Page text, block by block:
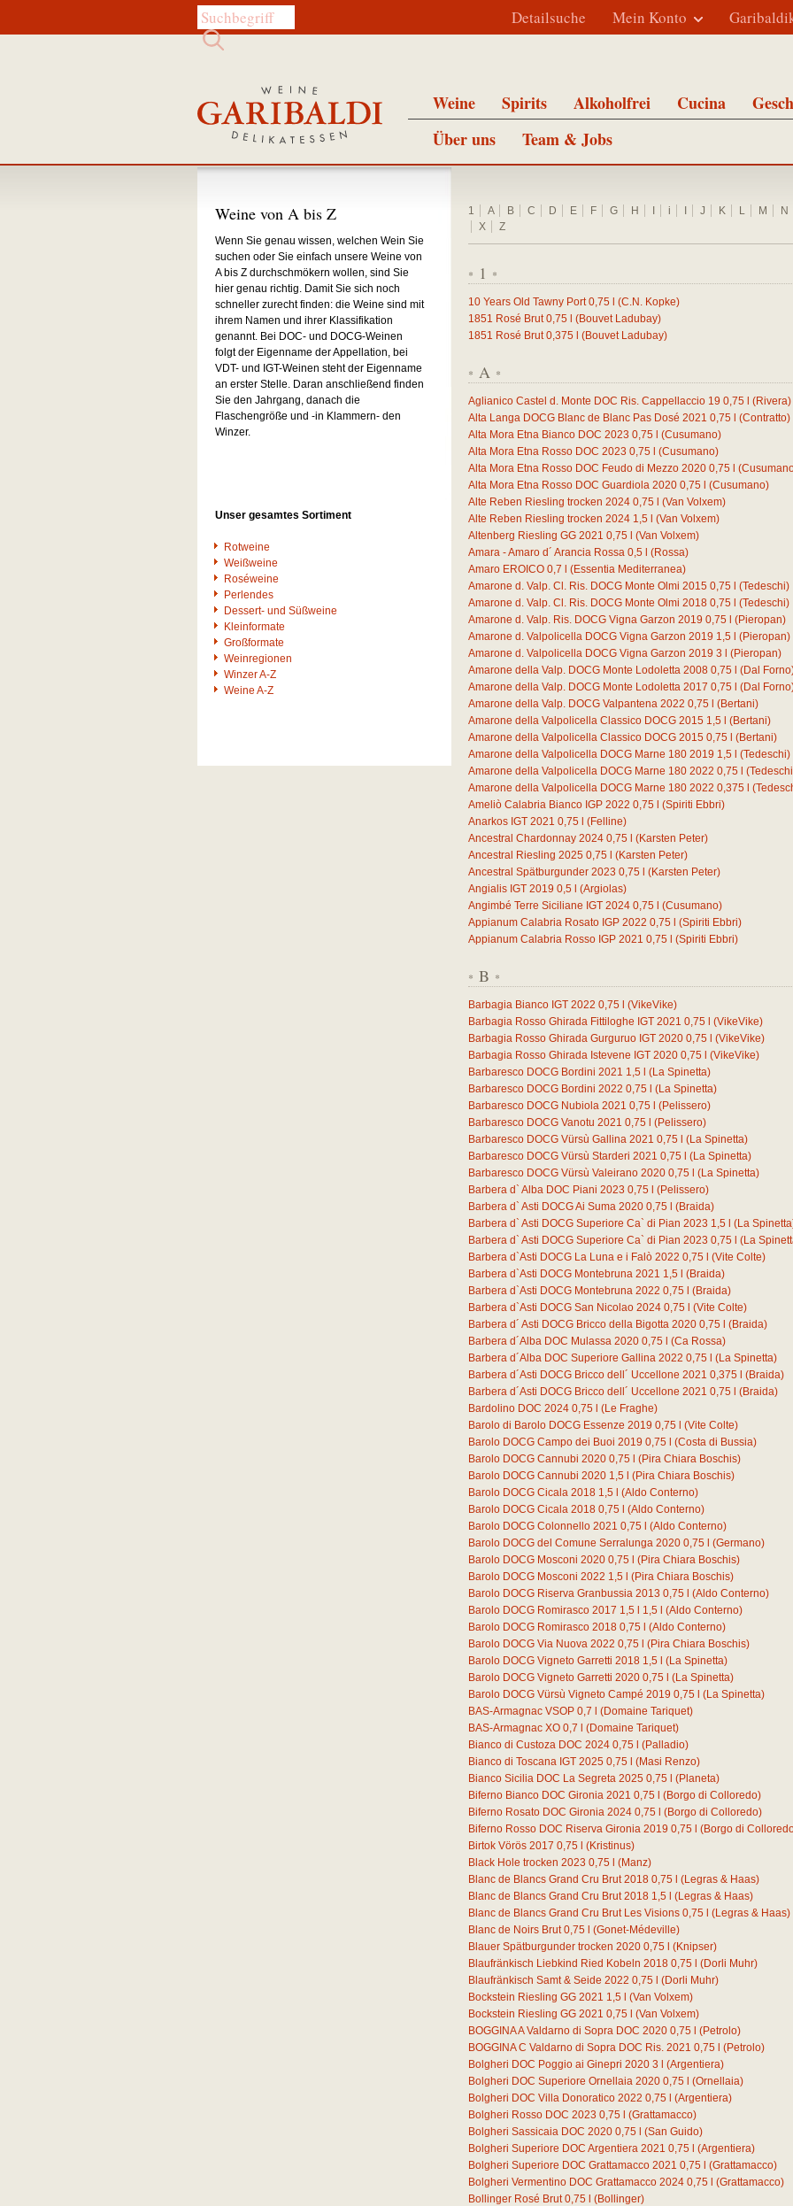
Diese Website durchsuchen: Mein Konto
Detailsuche
Weine Spirits Alkoholfrei Cucina
Über uns
Team & Jobs
1 A B C D E F G H i J K L M
N
X
Z
* 1 *
10 Years Old Tawny Port 0,75
(C.N. Kopke)
1851 Rosé Brut 0,75
(Bouvet Ladubay)
1851 Rosé Brut 0,375 (Bouvet Ladubay)
* A *
Aglianico Castel d. Monte DOC Ris. Cappellaccio 19 0,75
(Rivera)
Alta Langa DOCG Blanc de Blanc Pas Dosé 2021 0,75
(Contratto)
Alta Mora Etna Bianco DOC 2023 0,75
(Cusumano)
Alta Mora Etna Rosso DOC 2023 0,75
(Cusumano)
Alta Mora Etna Rosso DOC Feudo di Mezzo 2020 0,75
Alta Mora Etna Rosso DOC Guardiola 2020 0,75
(Cusumano)
Alte Reben Riesling trocken 2024 0,75
(Van Volxem)
Alte Reben Riesling trocken 2024 1,5
(Van Volxem)
Altenberg Riesling GG 2021 0,75
(Van Volxem)
Amara - Amaro d´ Arancia Rossa 0,5
(Rossa)
Amaro EROICO 0,7
(Essentia Mediterranea)
Amarone d. Valp. Cl. Ris. DOCG Monte Olmi 2015 0,75
(Tedeschi)
Amarone d. Valp. Cl. Ris. DOCG Monte Olmi 2018 0,75
(Tedeschi)
Amarone d. Valp. Ris. DOCG Vigna Garzon 2019 0,75
(Pieropan)
Amarone d. Valpolicella DOCG Vigna Garzon 2019 1,5
(Pieropan)
Amarone d. Valpolicella DOCG Vigna Garzon 2019 3
(Pieropan)
Amarone della Valp. DOCG Monte Lodoletta 2008 0,75
(Dal
Amarone della Valp. DOCG Monte Lodoletta 2017 0,75
(Dal
Amarone della Valp. DOCG Valpantena 2022 0,75
(Bertani)
Amarone della Valpolicella Classico DOCG 2015 1,5
(Bertani)
Amarone della Valpolicella Classico DOCG 2015 0,75
(Bertani)
Amarone della Valpolicella DOCG Marne 180 2019 1,5
(Tedeschi)
Amarone della Valpolicella DOCG Marne 180 2022 0,75
Amarone della Valpolicella DOCG Marne 180 2022 0,375
Ameliò Calabria Bianco IGP 2022 0,75
(Spiriti Ebbri)
Anarkos IGT 2021 0,75
(Felline)
Ancestral Chardonnay 2024 0,75
(Karsten Peter)
Ancestral Riesling 2025 0,75
(Karsten Peter)
Ancestral Spätburgunder 2023 0,75
(Karsten Peter)
Angialis IGT 2019 0,5
(Argiolas)
Angimbé Terre Siciliane IGT 2024 0,75
(Cusumano)
Appianum Calabria Rosato IGP 2022 0,75
(Spiriti Ebbri)
Appianum Calabria Rosso IGP 2021 0,75 (Spiriti Ebbri)
* B *
Barbagia Bianco IGT 2022 0,75
(VikeVike)
Barbagia Rosso Ghirada Fittiloghe IGT 2021 0,75
(VikeVike)
Barbagia Rosso Ghirada Gurguruo IGT 2020 0,75
(VikeVike)
Barbagia Rosso Ghirada Istevene IGT 2020 0,75
(VikeVike)
Barbaresco DOCG Bordini 2021 1,5
(La Spinetta)
Barbaresco DOCG Bordini 2022 0,75
(La Spinetta)
Barbaresco DOCG Nubiola 2021 0,75
(Pelissero)
Barbaresco DOCG Vanotu 2021 0,75
(Pelissero)
Barbaresco DOCG Vürsù Gallina 2021 0,75
(La Spinetta)
Barbaresco DOCG Vürsù Starderi 2021 0,75
(La Spinetta)
Barbaresco DOCG Vürsù Valeirano 2020 0,75
(La Spinetta)
Barbera d` Alba DOC Piani 2023 0,75
(Pelissero)
Barbera d` Asti DOCG Ai Suma 2020 0,75
(Braida)
Barbera d` Asti DOCG Superiore Ca` di Pian 2023 1,5
(La
Barbera d` Asti DOCG Superiore Ca` di Pian 2023 0,75
(La
Barbera d`Asti DOCG La Luna e i Falò 2022 0,75
(Vite Colte)
Barbera d`Asti DOCG Montebruna 2021 1,5
(Braida)
Barbera d`Asti DOCG Montebruna 2022 0,75
(Braida)
Barbera d`Asti DOCG San Nicolao 2024 0,75
(Vite Colte)
Barbera d´ Asti DOCG Bricco della Bigotta 2020 0,75
(Braida)
Barbera d´Alba DOC Mulassa 2020 0,75
(Ca Rossa)
Barbera d´Alba DOC Superiore Gallina 2022 0,75
(La Spinetta)
Barbera d´Asti DOCG Bricco dell´ Uccellone 2021 0,375
(Braida)
Barbera d´Asti DOCG Bricco dell´ Uccellone 2021 0,75
(Braida)
Bardolino DOC 2024 0,75
(Le Fraghe)
Barolo di Barolo DOCG Essenze 2019 0,75
(Vite Colte)
Barolo DOCG Campo dei Buoi 2019 0,75
(Costa di Bussia)
Barolo DOCG Cannubi 2020 0,75
(Pira Chiara Boschis)
Barolo DOCG Cannubi 2020 1,5
(Pira Chiara Boschis)
Barolo DOCG Cicala 2018 1,5
(Aldo Conterno)
Barolo DOCG Cicala 2018 0,75
(Aldo Conterno)
Barolo DOCG Colonnello 2021 0,75
(Aldo Conterno)
Barolo DOCG del Comune Serralunga 2020 0,75
(Germano)
Barolo DOCG Mosconi 2020 0,75
(Pira Chiara Boschis)
Barolo DOCG Mosconi 2022 1,5
(Pira Chiara Boschis)
Barolo DOCG Riserva Granbussia 2013 0,75
(Aldo Conterno)
Barolo DOCG Romirasco 2017 1,5 l
1,5
(Aldo Conterno)
Barolo DOCG Romirasco 2018 0,75
(Aldo Conterno)
Barolo DOCG Via Nuova 2022 0,75
(Pira Chiara Boschis)
Barolo DOCG Vigneto Garretti 2018 1,5
(La Spinetta)
Barolo DOCG Vigneto Garretti 2020 0,75
(La Spinetta)
Barolo DOCG Vürsù Vigneto Campé 2019 0,75
(La Spinetta)
BAS-Armagnac VSOP 0,7
(Domaine Tariquet)
BAS-Armagnac XO 0,7
(Domaine Tariquet)
Bianco di Custoza DOC 2024 0,75
(Palladio)
Bianco di Toscana IGT 2025 0,75
(Masi Renzo)
Bianco Sicilia DOC La Segreta 2025 0,75
(Planeta)
Biferno Bianco DOC Gironia 2021 0,75
(Borgo di Colloredo)
Biferno Rosato DOC Gironia 2024 0,75
(Borgo di Colloredo)
Biferno Rosso DOC Riserva Gironia 2019 0,75
(Borgo di
Birtok Vörös 2017 0,75
(Kristinus)
Black Hole trocken 2023 0,75
(Manz)
Blanc de Blancs Grand Cru Brut 2018 0,75
(Legras & Haas)
Blanc de Blancs Grand Cru Brut 2018 1,5
(Legras & Haas)
Blanc de Blancs Grand Cru Brut Les Visions 0,75
(Legras & Haas)
Blanc de Noirs Brut 0,75
(Gonet-Médeville)
Blauer Spätburgunder trocken 2020 0,75
(Knipser)
Blaufränkisch Liebkind Ried Kobeln 2018 0,75
(Dorli Muhr)
Blaufränkisch Samt & Seide 2022 0,75
(Dorli Muhr)
Bockstein Riesling GG 2021 1,5
(Van Volxem)
Bockstein Riesling GG 2021 0,75
(Van Volxem)
BOGGINA A Valdarno di Sopra DOC 2020 0,75
(Petrolo)
BOGGINA C Valdarno di Sopra DOC Ris. 2021 0,75
(Petrolo)
Bolgheri DOC Poggio ai Ginepri 2020 3
(Argentiera)
Bolgheri DOC Superiore Ornellaia 2020 0,75
(Ornellaia)
Bolgheri DOC Villa Donoratico 2022 0,75
(Argentiera)
Bolgheri Rosso DOC 2023 0,75
(Grattamacco)
Bolgheri Sassicaia DOC 2020 0,75
(San Guido)
Bolgheri Superiore DOC Argentiera 2021 0,75
(Argentiera)
Bolgheri Superiore DOC Grattamacco 2021 0,75
(Grattamacco)
Bolgheri Vermentino DOC Grattamacco 2024 0,75
(Grattamacco)
Bollinger Rosé Brut 0,75
(Bollinger)
Weine von A bis Z
Wenn Sie genau wissen, welchen Wein Sie
suchen oder Sie einfach unsere Weine von
A bis Z durchschmökern wollen, sind Sie
hier genau richtig. Damit Sie sich noch
schneller zurecht finden: die Weine sind mit
ihrem Namen und ihrer Klassifikation
genannt. Bei DOC- und DOCG-Weinen
folgt der Eigenname der Appellation, bei
VDT- und IGT-Weinen steht der Eigenname
an erster Stelle. Daran anschließend finden
Sie den Jahrgang, danach die
Flaschengröße und -in Klammern- den
Winzer.
Unser gesamtes Sortiment
Rotweine
Weißweine
Roséweine
Perlendes
Dessert- und Süßweine
Kleinformate
Großformate
Weinregionen
Winzer A-Z
Weine A-Z